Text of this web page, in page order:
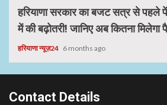
हरियाणा सरकार का बजट सत्र से पहले
में की बढ़ोतरी! जानिए अब कितना मिलेगा
हरियाणा न्यूज़24 6 months ago
Contact Details